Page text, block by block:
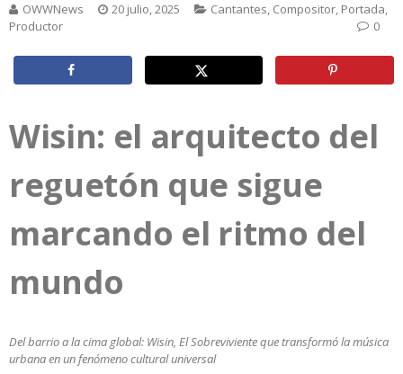
OWWNews 20 julio, 2025 Cantantes, Compositor, Portada,
Productor
0
Wisin: el arquitecto del
reguetón que sigue
marcando el ritmo del
mundo
Del barrio a la cima global: Wisin, El Sobreviviente que transformó la música
urbana en un fenómeno cultural universal